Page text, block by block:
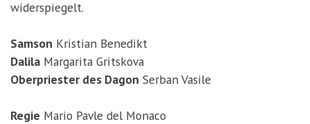
widerspiegelt.
Samson Kristian Benedikt
Dalila Margarita Gritskova
Oberpriester des Dagon Serban Vasile
Regie Mario Pavle del Monaco